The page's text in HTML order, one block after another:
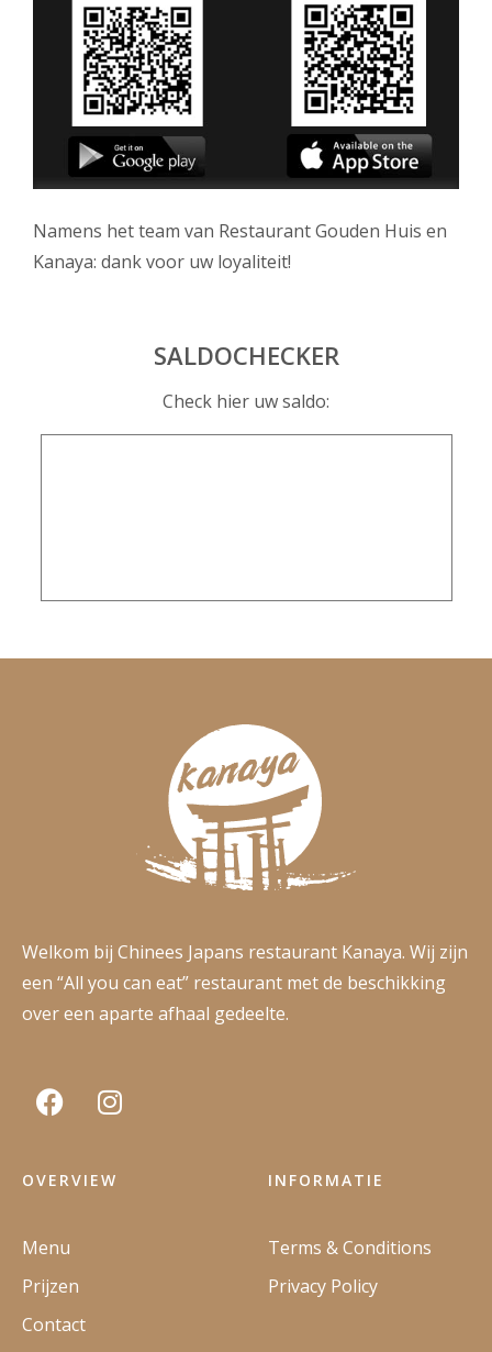
Namens het team van Restaurant Gouden Huis en
Kanaya: dank voor uw loyaliteit!
SALDOCHECKER
Check hier uw saldo:
Welkom bij Chinees Japans restaurant Kanaya. Wij zijn
een “All you can eat” restaurant met de beschikking
over een aparte afhaal gedeelte.
OVERVIEW
Menu
Prijzen
Contact
INFORMATIE
Terms & Conditions
Privacy Policy